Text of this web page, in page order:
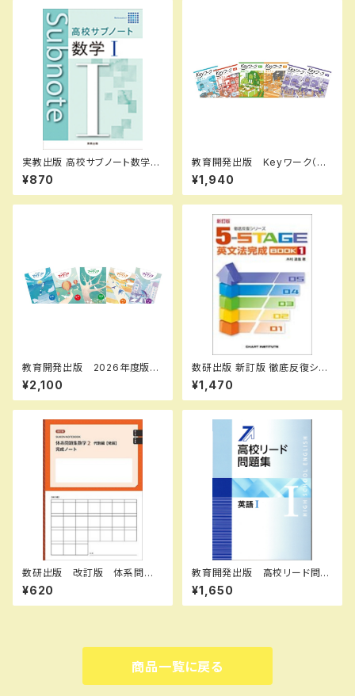
実教出版 高校サブノート数学
Ｉ 新品 問題集本体と別冊解
答つき ISBN：9784407360
394 ISBN-10：440736039
¥870
教育開発出版 Keyワーク（キ
ーワーク） 国語 中1～3（ご
選択ください） 2026年度版
新品完全セット
¥1,940
教育開発出版 2026年度版
マイクリア数学 中1～3 各学
年（選択ください） 問題集本体
と別冊解答つき 新品完全セッ
¥2,100
数研出版 新訂版 徹底反復シリ
ーズ 《5-STAGE》 英文法完成
BOOK 1 新品 問題集本体の
み 別冊解答なし ISBN：978
039522X SKU：001-820-0
¥1,470
数研出版 改訂版 体系問題
集 数学2 代数編【発展】完成
ノート 式の計算／平方根 新
品 問題集本体のみ 別冊解
X SKU：004006381
¥620
教育開発出版 高校リード問題
集 英語 I ，英語 II 2026年度
版 各科目（選択ください） 新
品完全セット ISBN なし 0
¥1,650
商品一覧に戻る